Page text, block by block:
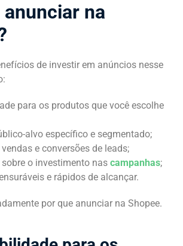
anunciar na
de investir em anúncios nesse
para os produtos que você escolhe
alvo específico e segmentado;
e conversões de leads;
o investimento nas campanhas;
e rápidos de alcançar.
por que anunciar na Shopee.